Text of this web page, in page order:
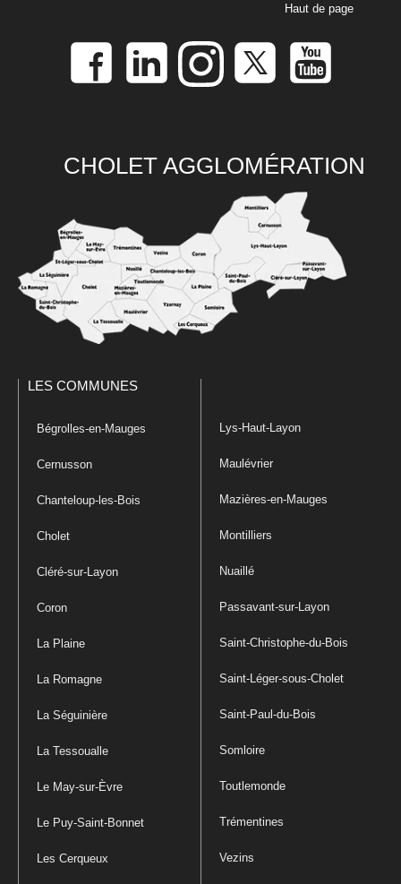
Haut de page
CHOLET AGGLOMÉRATION
LES COMMUNES
Bégrolles-en-Mauges
Cernusson
Chanteloup-les-Bois
Cholet
Cléré-sur-Layon
Coron
La Plaine
La Romagne
La Séguinière
La Tessoualle
Le May-sur-Èvre
Le Puy-Saint-Bonnet
Les Cerqueux
Lys-Haut-Layon
Maulévrier
Mazières-en-Mauges
Montilliers
Nuaillé
Passavant-sur-Layon
Saint-Christophe-du-Bois
Saint-Léger-sous-Cholet
Saint-Paul-du-Bois
Somloire
Toutlemonde
Trémentines
Vezins